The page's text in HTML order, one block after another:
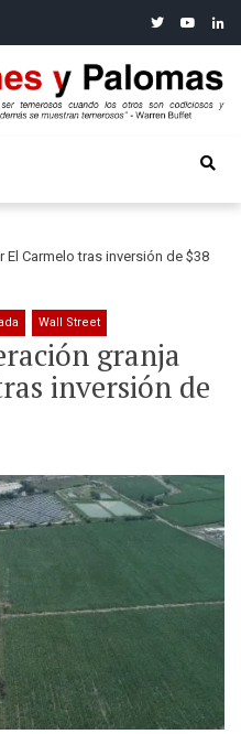
twitteryoutube
Palomas
Carmelo tras inversión de $38
Wall Street
granja
inversión de